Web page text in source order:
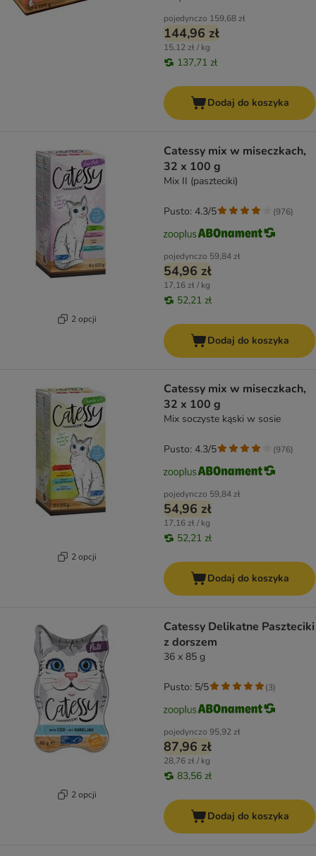
pojedynczo 159,68 zł
144,96 zł
15,12 zł / kg
137,71 zł
Dodaj do koszyka
2 opcji
Catessy mix w miseczkach,
32 x 100 g
Mix II (paszteciki)
pojedynczo 59,84 zł
54,96 zł
17,16 zł / kg
52,21 zł
Pusto: 4.3/5 (976)
Dodaj do koszyka
2 opcji
Catessy mix w miseczkach,
32 x 100 g
Mix soczyste kąski w sosie
pojedynczo 59,84 zł
54,96 zł
17,16 zł / kg
52,21 zł
Pusto: 4.3/5 (976)
Dodaj do koszyka
2 opcji
Catessy Delikatne Paszteciki
z dorszem
36 x 85 g
pojedynczo 95,92 zł
87,96 zł
28,76 zł / kg
83,56 zł
Pusto: 5/5 (3)
Dodaj do koszyka